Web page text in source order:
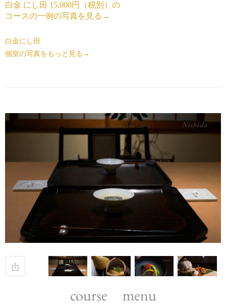
白金 にし田 15,000円（税別）の
コースの一例の写真を見る→
白金にし田
個室の写真をもっと見る→
course menu